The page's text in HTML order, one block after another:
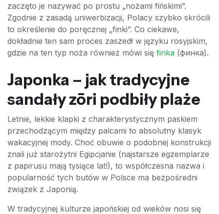
zaczęto je nazywać po prostu „nożami fińskimi”.
Zgodnie z zasadą uniwerbizacji, Polacy szybko skrócili
to określenie do poręcznej „finki”. Co ciekawe,
dokładnie ten sam proces zaszedł w języku rosyjskim,
gdzie na ten typ noża również mówi się finka (финка).
Japonka – jak tradycyjne
sandały zōri podbiły plaże
Letnie, lekkie klapki z charakterystycznym paskiem
przechodzącym między palcami to absolutny klasyk
wakacyjnej mody. Choć obuwie o podobnej konstrukcji
znali już starożytni Egipcjanie (najstarsze egzemplarze
z papirusu mają tysiące lat!), to współczesna nazwa i
popularność tych butów w Polsce ma bezpośredni
związek z Japonią.
W tradycyjnej kulturze japońskiej od wieków nosi się